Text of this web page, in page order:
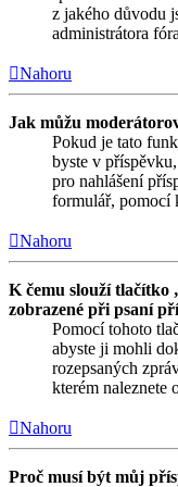
z jakého důvodu
administrátora
Nahoru
Jak můžu
Pokud je tato
byste v
pro nahlášení
formulář, pomocí
Nahoru
K čemu slouží tlačítko
zobrazené při psaní
Pomocí tohoto
abyste ji mohli
rozepsaných
kterém naleznete
Nahoru
Proč musí být můj